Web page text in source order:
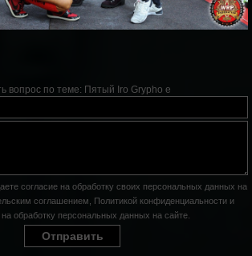
вопрос по теме: Пятый Iro Grypho e
согласие на обработку своих персональных данных на
соглашением Политикой конфиденциальности и
обработку персональных данных на сайте
Отправить